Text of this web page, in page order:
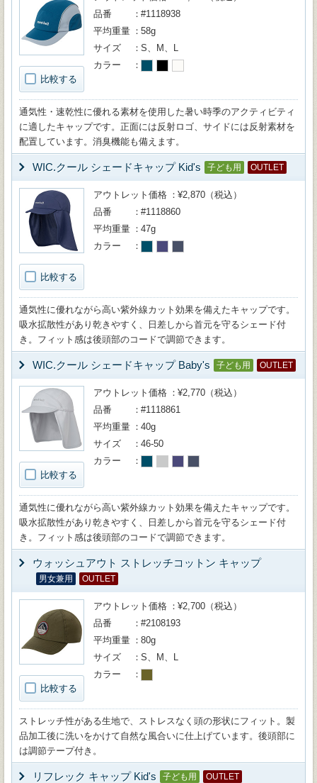
比較する
品番
#1118938
平均重量
58g
サイズ
S、M、L
カラー
通気性・速乾性に優れる素材を使用した暑い時季のアクティビティ
に適したキャップです。正面には反射ロゴ、サイドには反射素材を
配置しています。消臭機能も備えます。
WIC.クール シェードキャップ Kid's 子ども用 OUTLET
比較する
アウトレット価格
¥2,870（税込）
品番
#1118860
平均重量
47g
カラー
通気性に優れながら高い紫外線カット効果を備えたキャップです。
吸水拡散性があり乾きやすく、日差しから首元を守るシェード付
き。フィット感は後頭部のコードで調節できます。
WIC.クール シェードキャップ Baby's 子ども用 OUTLET
比較する
アウトレット価格
¥2,770（税込）
品番
#1118861
平均重量
40g
サイズ
46-50
カラー
通気性に優れながら高い紫外線カット効果を備えたキャップです。
吸水拡散性があり乾きやすく、日差しから首元を守るシェード付
き。フィット感は後頭部のコードで調節できます。
ウォッシュアウト ストレッチコットン キャップ
男女兼用 OUTLET
比較する
アウトレット価格
¥2,700（税込）
品番
#2108193
平均重量
80g
サイズ
S、M、L
カラー
ストレッチ性がある生地で、ストレスなく頭の形状にフィット。製
品加工後に洗いをかけて自然な風合いに仕上げています。後頭部に
は調節テープ付き。
リフレック キャップ Kid's 子ども用 OUTLET